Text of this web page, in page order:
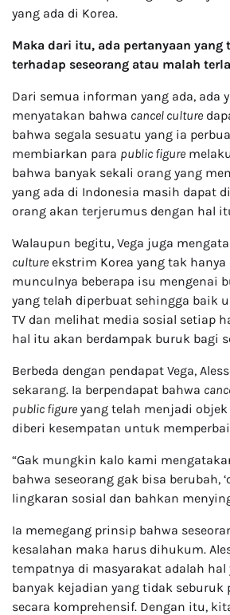
yang ada di Korea.
Maka dari itu, ada pertanyaan
terhadap seseorang atau malah
Dari semua informan yang ada, ada
menyatakan bahwa cancel culture
bahwa segala sesuatu yang ia
membiarkan para public figure
bahwa banyak sekali orang yang
yang ada di Indonesia masih dapat
orang akan terjerumus dengan hal
Walaupun begitu, Vega juga
culture ekstrim Korea yang tak
munculnya beberapa isu mengenai
yang telah diperbuat sehingga baik
TV dan melihat media sosial setiap
hal itu akan berdampak buruk bagi
Berbeda dengan pendapat Vega,
sekarang. Ia berpendapat bahwa
public figure yang telah menjadi objek
diberi kesempatan untuk
“Gak mungkin kalo kami
bahwa seseorang gak bisa berubah,
lingkaran sosial dan bahkan
Ia memegang prinsip bahwa
kesalahan maka harus dihukum.
tempatnya di masyarakat adalah
banyak kejadian yang tidak
secara komprehensif. Dengan itu,